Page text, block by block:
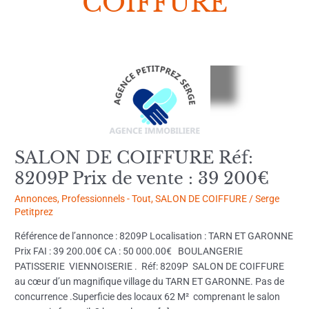
SALON DE COIFFURE Réf:
8209P Prix de vente : 39 200€
Annonces, Professionnels - Tout,SALON DE COIFFURE /Serge
Petitprez
Référence de l’annonce : 8209P Localisation : TARN ET GARONNE
Prix FAI : 39 200.00€ CA : 50 000.00€ BOULANGERIE
PATISSERIE VIENNOISERIE . Réf: 8209P SALON DE COIFFURE
au cœur d’un magnifique village du TARN ET GARONNE. Pas de
concurrence .Superficie des locaux 62 M² comprenant le salon
Prix
de
vente
39